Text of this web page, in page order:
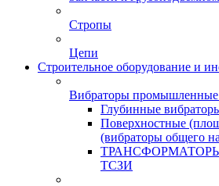
Стропы
Цепи
Строительное оборудование и
Вибраторы промышленные
Глубинные
Поверхностные
(вибраторы общего
ТСЗИ